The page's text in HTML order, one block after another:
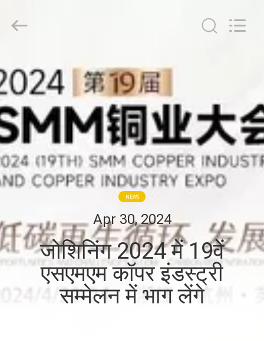
घर
उत्पादों
हमारे
बारे
में
कारखाना
दौरा
गुणवत्ता
नियंत्रण
Technology
Co.,Ltd.
NEWS
Apr 30, 2024
जोशिनिंग 2024 में 19वें
एसएमएम कॉपर इंडस्ट्री
सम्मेलन में भाग लेंगे